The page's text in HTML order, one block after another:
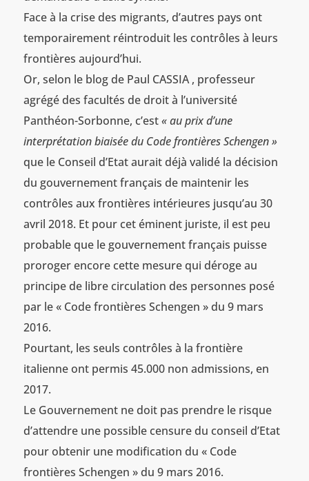
Face à la crise des migrants, d’autres pays ont
temporairement réintroduit les contrôles à leurs
frontières aujourd’hui.
Or, selon le blog de Paul CASSIA , professeur
agrégé des facultés de droit à l’université
Panthéon-Sorbonne, c’est« au prix d’une
interprétation biaisée du Code frontières Schengen »
que le Conseil d’Etat aurait déjà validé la décision
du gouvernement français de maintenir les
contrôles aux frontières intérieures jusqu’au 30
avril 2018. Et pour cet éminent juriste, il est peu
probable que le gouvernement français puisse
proroger encore cette mesure qui déroge au
principe de libre circulation des personnes posé
par le « Code frontières Schengen » du 9 mars
2016.
Pourtant, les seuls contrôles à la frontière
italienne ont permis 45.000 non admissions, en
2017.
Le Gouvernement ne doit pas prendre le risque
d’attendre une possible censure du conseil d’Etat
pour obtenir une modification du « Code
frontières Schengen » du 9 mars 2016.